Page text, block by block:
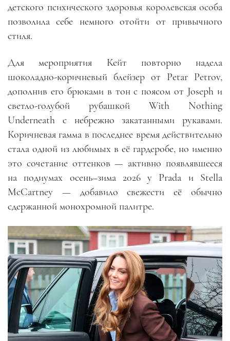
детского психического здоровья королевская особа
позволила себе немного отойти от привычного
стиля.
Для мероприятия Кейт повторно надела
шоколадно-коричневый блейзер от Petar Petrov,
дополнив его брюками в тон с поясом от Joseph и
светло-голубой рубашкой With Nothing
Underneath с небрежно закатанными рукавами.
Коричневая гамма в последнее время действительно
стала одной из любимых в её гардеробе, но именно
это сочетание оттенков — активно появлявшееся
на подиумах осень–зима 2026 у Prada и Stella
McCartney — добавило свежести её обычно
сдержанной монохромной палитре.